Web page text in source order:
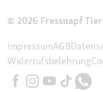
© 2026 Fressnapf
ImpressumAGB
Widerrufsbelehrung